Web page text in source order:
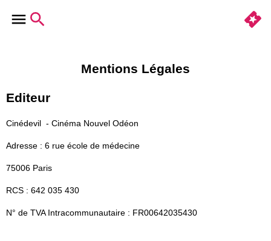
Mentions Légales
Editeur
Cinédevil - Cinéma Nouvel Odéon
Adresse : 6 rue école de médecine
75006 Paris
RCS : 642 035 430
N° de TVA Intracommunautaire : FR00642035430